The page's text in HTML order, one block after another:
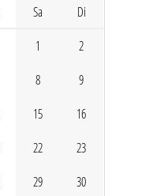
Sa Di
1 2
8 9
15 16
22 23
29 30